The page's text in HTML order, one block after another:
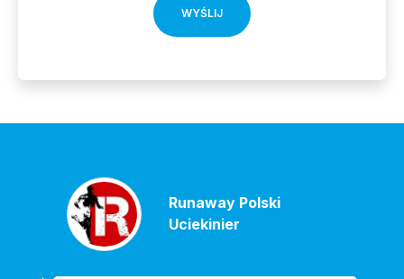
WYŚLIJ
Runaway Polski
Uciekinier